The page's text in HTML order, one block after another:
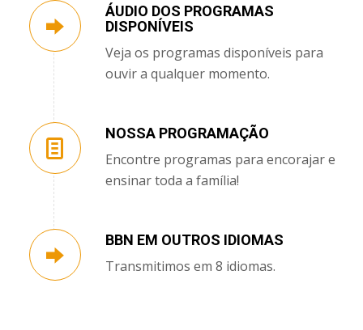
ÁUDIO DOS PROGRAMAS
DISPONÍVEIS
Veja os programas disponíveis para
ouvir a qualquer momento.
NOSSA PROGRAMAÇÃO
Encontre programas para encorajar e
ensinar toda a família!
BBN EM OUTROS IDIOMAS
Transmitimos em 8 idiomas.